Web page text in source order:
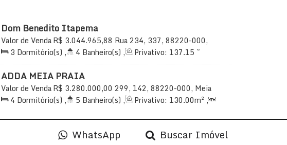
Dom Benedito Itapema
R$ 3.044.965,88
Valor de Venda Rua 234, 337, 88220-000,
Meia Praia, Itapema, Santa Catarina, Brasil
3 Dormitório(s) , 4 Banheiro(s) , Privativo: 137.15 ~
242.30m², 2 Sala(s), 3 Suíte(s), Total:137.15m², 2
Vaga(s) Útil: 137.15m²
ADDA MEIA PRAIA
R$ 3.280.000,00
Valor de Venda 299, 142, 88220-000, Meia
Praia, Itapema, Santa Catarina, Brasil
4 Dormitório(s) , 5 Banheiro(s) , Privativo: 130.00m² ,
140mDistância do Mar, Útil:130.00m²
WhatsApp Buscar Imóvel